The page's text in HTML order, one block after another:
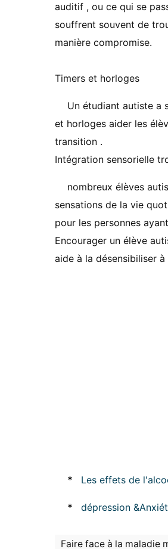
auditif , ou ce qui se
souffrent souvent de
manière compromise.
Timers et horloges
Un étudiant autiste a
et horloges aider les
transition .
Intégration sensorielle
nombreux élèves
sensations de la vie
pour les personnes
Encourager un élève
aide à la désensibiliser
* Les effets de
* dépression
Faire face à la maladie